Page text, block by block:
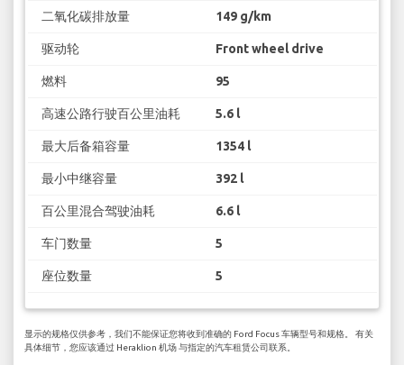
二氧化碳排放量 149 g/km
驱动轮 Front wheel drive
燃料 95
高速公路行驶百公里油耗 5.6 l
最大后备箱容量 1354 l
最小中继容量 392 l
百公里混合驾驶油耗 6.6 l
车门数量 5
座位数量 5
显示的规格仅供参考，我们不能保证您将收到准确的 Ford Focus 车辆型号和规格。 有关
具体细节，您应该通过 Heraklion 机场 与指定的汽车租赁公司联系。